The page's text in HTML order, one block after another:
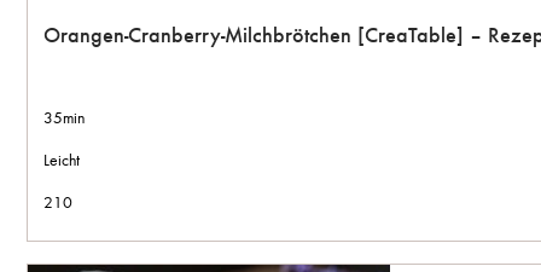
Orangen-Cranberry-Milchbrötchen [CreaTable] –
35min
Leicht
210